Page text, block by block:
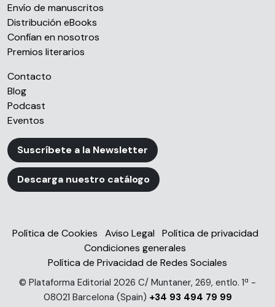
Envío de manuscritos
Distribución eBooks
Confían en nosotros
Premios literarios
Contacto
Blog
Podcast
Eventos
Suscríbete a la Newsletter
Descarga nuestro catálogo
Política de Cookies Aviso Legal
Política de privacidad
Condiciones generales
Política de Privacidad de Redes Sociales
© Plataforma Editorial 2026 C/ Muntaner, 269, entlo. 1ª -
08021 Barcelona (Spain) +34 93 494 79 99